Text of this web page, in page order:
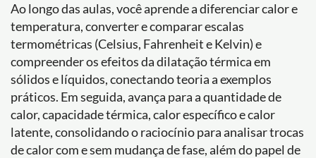
Ao longo das aulas, você aprende a diferenciar calor e
temperatura, converter e comparar escalas
termométricas (Celsius, Fahrenheit e Kelvin) e
compreender os efeitos da dilatação térmica em
sólidos e líquidos, conectando teoria a exemplos
práticos. Em seguida, avança para a quantidade de
calor, capacidade térmica, calor específico e calor
latente, consolidando o raciocínio para analisar trocas
de calor com e sem mudança de fase, além do papel de